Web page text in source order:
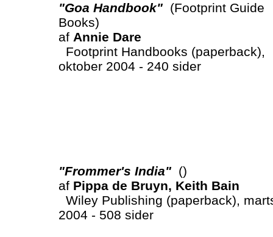
"Goa Handbook"(Footprint Guide
Books)
af Annie Dare
Footprint Handbooks (paperback),
oktober 2004 - 240 sider
"Frommer's India"()
af Pippa de Bruyn, Keith Bain
Wiley Publishing (paperback),
2004 - 508 sider